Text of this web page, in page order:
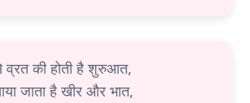
की होती है शुरुआत,
जाता है खीर और भात,